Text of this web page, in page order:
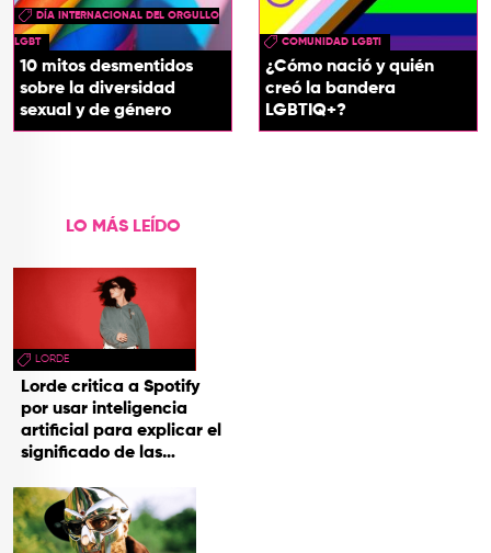
DÍA INTERNACIONAL DEL ORGULLO
LGBT
10 mitos desmentidos
sobre la diversidad
sexual y de género
COMUNIDAD LGBTI
¿Cómo nació y quién
creó la bandera
LGBTIQ+?
LO MÁS LEÍDO
LORDE
Lorde critica a Spotify
por usar inteligencia
artificial para explicar el
significado de las